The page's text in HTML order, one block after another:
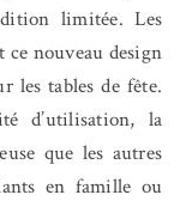
limitée. Les
ce nouveau design
les tables de fête.
d’utilisation, la
que les autres
en famille ou